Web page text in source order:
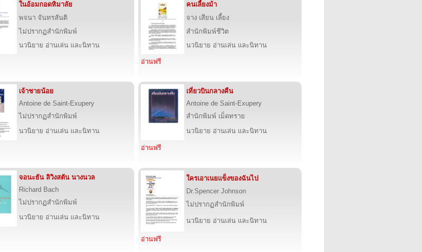
ในอ้อมกอดหิมาลัย
พจนา จันทรสันติ
ไม่ปรากฏสำนักพิมพ์
นวนิยาย อ่านเล่น และนิทาน
คนเลี้ยงม้า
จาง เสียน เลี้ยง
สำนักพิมพ์ชีวิต
นวนิยาย อ่านเล่น และนิทาน
อ่านฟรี
เจ้าชายน้อย
Antoine de Saint-Exupery
ไม่ปรากฏสำนักพิมพ์
นวนิยาย อ่านเล่น และนิทาน
เที่ยวบินกลางคืน
Antoine de Saint-Exupery
สำนักพิมพ์ เม็ดทราย
นวนิยาย อ่านเล่น และนิทาน
อ่านฟรี
จอนะธัน ลิวิงสตัน นางนวล
Richard Bach
ไม่ปรากฏสำนักพิมพ์
นวนิยาย อ่านเล่น และนิทาน
ใครเอาเนยแข็งของฉันไป
Dr.Spencer Johnson
ไม่ปรากฏสำนักพิมพ์
นวนิยาย อ่านเล่น และนิทาน
อ่านฟรี